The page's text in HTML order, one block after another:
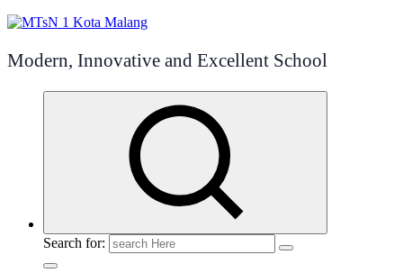
Modern, Innovative and Excellent School
Search for: